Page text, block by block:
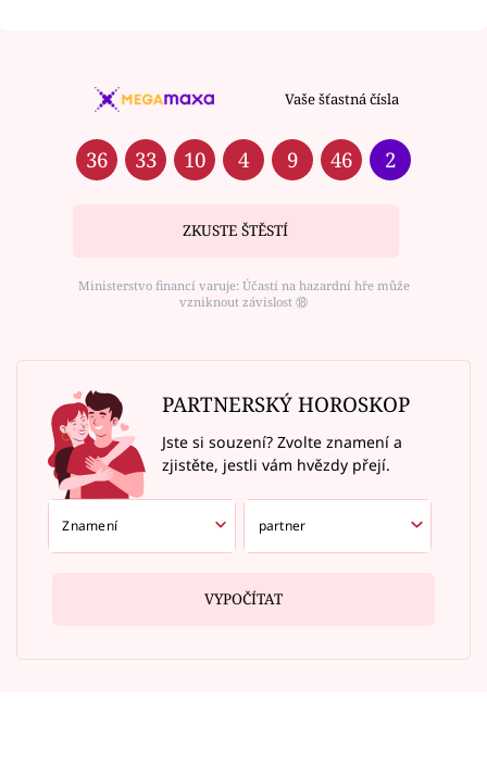
Vaše šťastná čísla
36 33 10 4 9 46 2
ZKUSTE ŠTĚSTÍ
Ministerstvo financí varuje: Účastí na hazardní hře může
vzniknout závislost ⑱
PARTNERSKÝ HOROSKOP
Jste si souzení? Zvolte znamení a
zjistěte, jestli vám hvězdy přejí.
VYPOČÍTAT